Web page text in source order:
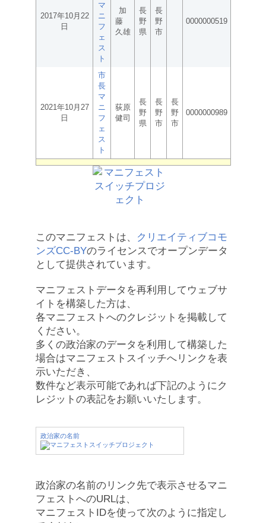
2017年10月22
日
マ
ニ
フ
ェ
ス
ト
加
藤
久雄
長
野
県
長
野
市
0000000519
2021年10月27
日
市
長
マ
ニ
フ
ェ
ス
ト
荻原
健司
長
野
県
長
野
市
長
野
市
0000000989
このマニフェストは、
クリエイティブコモ
ンズCC-BYのライセンスでオープンデータ
として提供されています。
マニフェストデータを再利用してウェブサ
イトを構築した方は、
各マニフェストへのクレジットを掲載して
ください。
多くの政治家のデータを利用して構築した
場合はマニフェストスイッチへリンクを表
示いただき、
数件など表示可能であれば下記のようにク
レジットの表記をお願いいたします。
政治家の名前
政治家の名前のリンク先で表示させるマニ
フェストへのURLは、
マニフェストIDを使って次のように指定し